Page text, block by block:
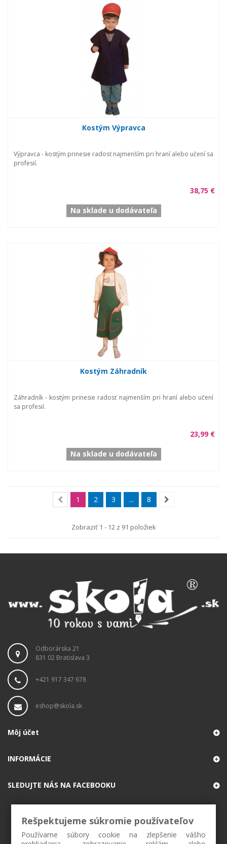
Kostým Výpravca
Výpravca - kostým prinesie radosť najmenším pri hraní alebo učení sa
profesií.
38,75 €
Na sklade u dodávateľa
Kostým Záhradník
Záhradník - kostým prinesie radosť najmenším pri hraní alebo učení
sa profesií.
23,99 €
Na sklade u dodávateľa
1 2 3 ... 8
Zobraziť 1 - 12 z 91 položiek
Odborárska 21
831 02 Bratislava 3
+421 917 347 678
eshop@skola.sk
Môj účet
INFORMÁCIE
SLEDUJTE NÁS NA FACEBOOKU
Rešpektujeme súkromie používateľov
Používame súbory cookie na zlepšenie vášho